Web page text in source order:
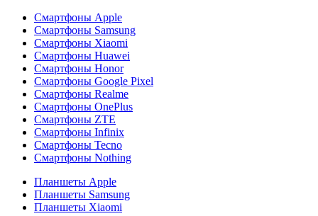
Смартфоны Apple
Смартфоны Samsung
Смартфоны Xiaomi
Смартфоны Huawei
Смартфоны Honor
Смартфоны Google Pixel
Смартфоны Realme
Смартфоны OnePlus
Смартфоны ZTE
Смартфоны Infinix
Смартфоны Tecno
Смартфоны Nothing
Планшеты Apple
Планшеты Samsung
Планшеты Xiaomi